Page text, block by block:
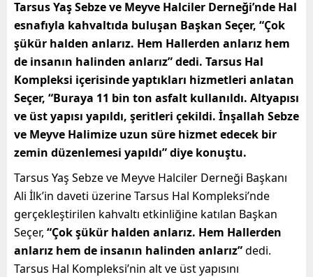
Tarsus Yaş Sebze ve Meyve Halciler Derneği’nde Hal
esnafıyla kahvaltıda buluşan Başkan Seçer, “Çok
şükür halden anlarız. Hem Hallerden anlarız hem
de insanın halinden anlarız” dedi. Tarsus Hal
Kompleksi içerisinde yaptıkları hizmetleri anlatan
Seçer, “Buraya 11 bin ton asfalt kullanıldı. Altyapısı
ve üst yapısı yapıldı, şeritleri çekildi. İnşallah Sebze
ve Meyve Halimize uzun süre hizmet edecek bir
zemin düzenlemesi yapıldı” diye konuştu.
Tarsus Yaş Sebze ve Meyve Halciler Derneği Başkanı
Ali İlk’in daveti üzerine Tarsus Hal Kompleksi’nde
gerçekleştirilen kahvaltı etkinliğine katılan Başkan
Seçer, “Çok şükür halden anlarız. Hem Hallerden
anlarız hem de insanın halinden anlarız”dedi.
Tarsus Hal Kompleksi’nin alt ve üst yapısını